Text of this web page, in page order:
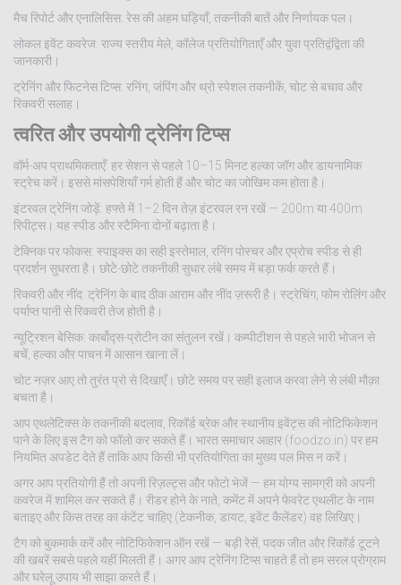
मैच रिपोर्ट और एनालिसिस: रेस की अहम घड़ियाँ, तकनीकी बातें और निर्णायक पल।
लोकल इवेंट कवरेज: राज्य स्तरीय मेले, कॉलेज प्रतियोगिताएँ और युवा प्रतिद्वंद्विता की
जानकारी।
ट्रेनिंग और फिटनेस टिप्स: रनिंग, जंपिंग और थ्रो स्पेशल तकनीकें, चोट से बचाव और
रिकवरी सलाह।
त्वरित और उपयोगी ट्रेनिंग टिप्स
वॉर्म-अप प्राथमिकताएँ: हर सेशन से पहले 10–15 मिनट हल्का जॉग और डायनामिक
स्ट्रेच करें। इससे मांसपेशियाँ गर्म होती हैं और चोट का जोखिम कम होता है।
इंटरवल ट्रेनिंग जोड़ें: हफ्ते में 1–2 दिन तेज़ इंटरवल रन रखें — 200m या 400m
रिपीट्स। यह स्पीड और स्टैमिना दोनों बढ़ाता है।
टेक्निक पर फोकस: स्पाइक्स का सही इस्तेमाल, रनिंग पोस्चर और एप्रोच स्पीड से ही
प्रदर्शन सुधरता है। छोटे-छोटे तकनीकी सुधार लंबे समय में बड़ा फर्क करते हैं।
रिकवरी और नींद: ट्रेनिंग के बाद ठीक आराम और नींद ज़रूरी है। स्ट्रेचिंग, फोम रोलिंग और
पर्याप्त पानी से रिकवरी तेज होती है।
न्यूट्रिशन बेसिक: कार्बोद्स-प्रोटीन का संतुलन रखें। कम्पीटीशन से पहले भारी भोजन से
बचें, हल्का और पाचन में आसान खाना लें।
चोट नज़र आए तो तुरंत प्रो से दिखाएँ। छोटे समय पर सही इलाज करवा लेने से लंबी मौक़ा
बचता है।
आप एथलेटिक्स के तकनीकी बदलाव, रिकॉर्ड ब्रेक और स्थानीय इवेंट्स की नोटिफिकेशन
पाने के लिए इस टैग को फॉलो कर सकते हैं। भारत समाचार आहार (foodzo.in) पर हम
नियमित अपडेट देते हैं ताकि आप किसी भी प्रतियोगिता का मुख्य पल मिस न करें।
अगर आप प्रतियोगी हैं तो अपनी रिज़ल्ट्स और फोटो भेजें — हम योग्य सामग्री को अपनी
कवरेज में शामिल कर सकते हैं। रीडर होने के नाते, कमेंट में अपने फेवरेट एथलीट के नाम
बताइए और किस तरह का कंटेंट चाहिए (टेकनीक, डायट, इवेंट कैलेंडर) वह लिखिए।
टैग को बुकमार्क करें और नोटिफिकेशन ऑन रखें — बड़ी रेसें, पदक जीत और रिकॉर्ड टूटने
की खबरें सबसे पहले यहीं मिलती हैं। अगर आप ट्रेनिंग टिप्स चाहते हैं तो हम सरल प्रोग्राम
और घरेलू उपाय भी साझा करते हैं।